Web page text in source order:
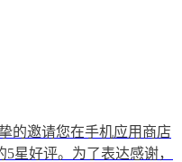
的邀请您在手机应用商店
星好评。为了表达感谢，